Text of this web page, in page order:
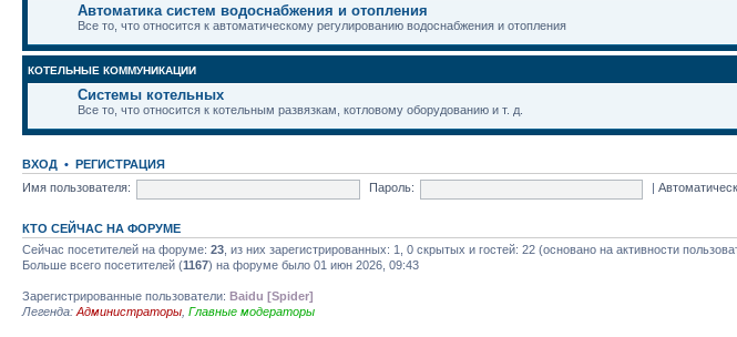
Автоматика систем водоснабжения и отопления
Все то, что относится к автоматическому регулированию водоснабжения и отопления
КОТЕЛЬНЫЕ КОММУНИКАЦИИ
Системы котельных
Все то, что относится к котельным развязкам, котловому оборудованию и т. д.
ВХОД • РЕГИСТРАЦИЯ
Имя пользователя:
Пароль: |
КТО СЕЙЧАС НА ФОРУМЕ
Сейчас посетителей на форуме: 23 , из них зарегистрированных: 1, 0 скрытых и гостей: 22 (основано на активности
Больше всего посетителей (1167) на форуме было 01 июн 2026, 09:43
Зарегистрированные пользователи: Baidu [Spider]
Легенда: Администраторы Главные модераторы